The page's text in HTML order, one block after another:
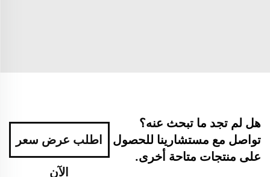
هل لم تجد ما تبحث عنه؟
تواصل مع مستشارينا للحصول
على منتجات متاحة أخرى.
اطلب عرض سعر
الآن